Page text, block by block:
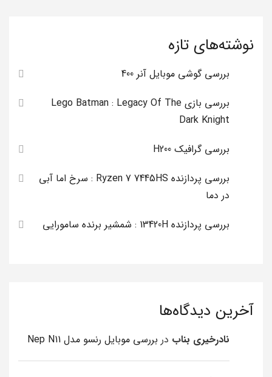
نوشته‌های تازه
بررسی گوشی موبایل آنر 400
بررسی بازی Lego Batman : Legacy Of The
Dark Knight
بررسی گرافیک H200
بررسی پردازنده Ryzen 7 7445HS : سرخ اما آبی
در دما
بررسی پردازنده 13420H : شمشیر برنده سامورایی
آخرین دیدگاه‌ها
نادرخیری بناب در بررسی موبایل رنسو مدل Nep N11